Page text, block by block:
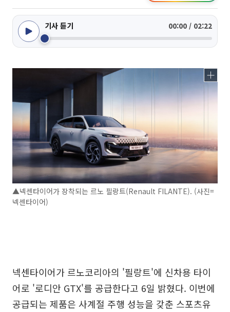
기사 듣기 00:00 / 02:22
▲넥센타이어가 장착되는 르노 필랑트(Renault FILANTE). (사진=
넥센타이어)
넥센타이어가 르노코리아의 '필랑트'에 신차용 타이
어로 '로디안 GTX'를 공급한다고 6일 밝혔다. 이번에
공급되는 제품은 사계절 주행 성능을 갖춘 스포츠유